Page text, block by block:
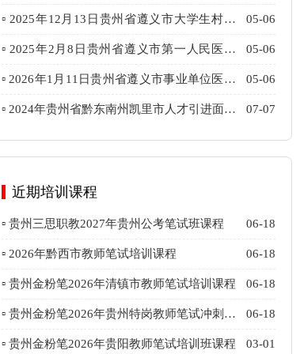
面试题（考生回忆版）
▫ 2025年12月13日贵州省遵义市大学生村医
面试题（考生回忆版）
05-06
▫ 2025年2月8日贵州省遵义市第一人民医院
面试题（考生回忆版）
05-06
▫ 2026年1月11日贵州省遵义市事业单位医卫
综合岗面试题（考生回忆版）
05-06
▫ 2024年贵州省黔东南州凯里市人才引进面试
题目（6月22日）
07-07
近期培训课程
▫ 贵州三思职教2027年贵州公考笔试班课程 06-18
▫ 2026年黔西市教师笔试培训课程 06-18
▫ 贵州金粉笔2026年清镇市教师笔试培训课程 06-18
▫ 贵州金粉笔2026年贵州特岗教师笔试冲刺班
课程
06-18
▫ 贵州金粉笔2026年贵阳教师笔试培训班课程 03-01